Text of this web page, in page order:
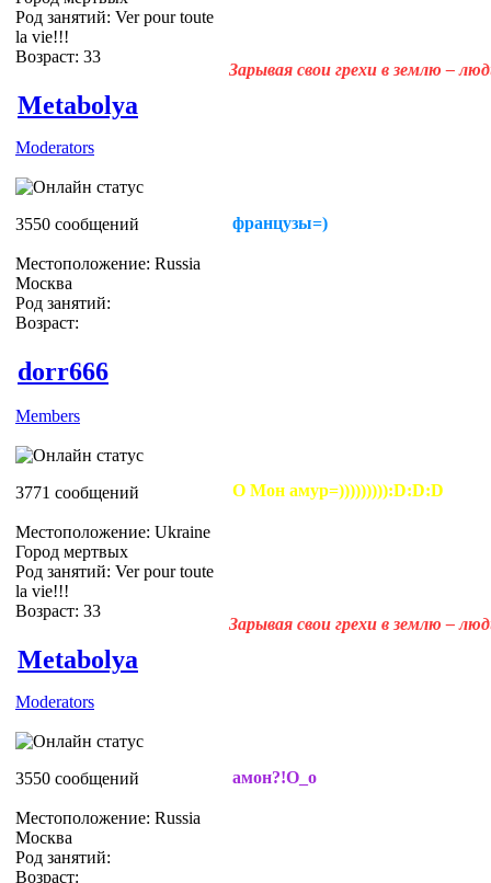
Род занятий: Ver pour toute
la vie!!!
Возраст: 33
Зарывая свои грехи в землю –
Metabolya
Moderators
3550 сообщений
Местоположение: Russia
Москва
Род занятий:
Возраст:
французы=)
dorr666
Members
3771 сообщений
Местоположение: Ukraine
Город мертвых
Род занятий: Ver pour toute
la vie!!!
Возраст: 33
О Мон амур=))))))))):D:D:D
Зарывая свои грехи в землю –
Metabolya
Moderators
3550 сообщений
Местоположение: Russia
Москва
Род занятий:
Возраст:
амон?!О_о